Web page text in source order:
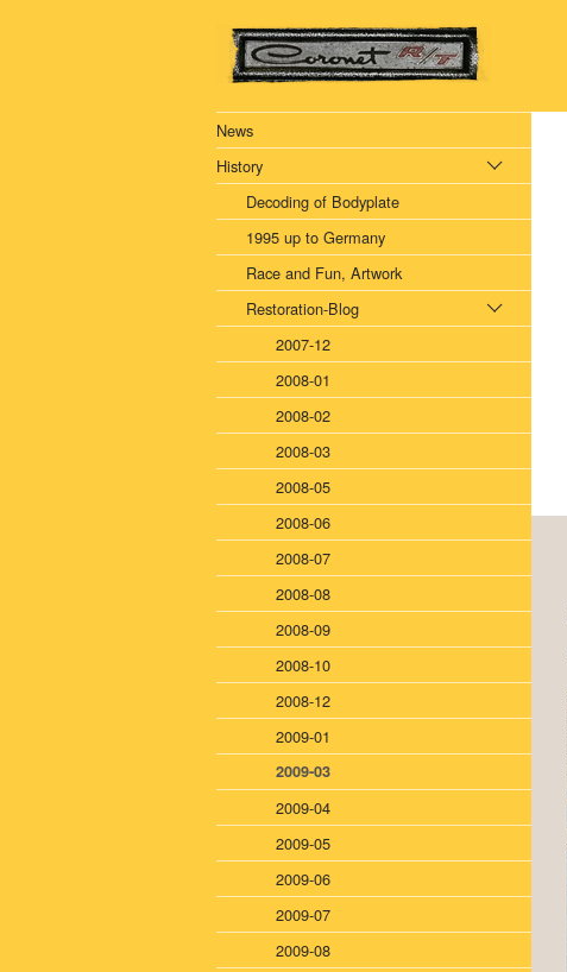
News
History
Decoding of Bodyplate
1995 up to Germany
Race and Fun, Artwork
Restoration-Blog
2007-12
2008-01
2008-02
2008-03
2008-05
2008-06
2008-07
2008-08
2008-09
2008-10
2008-12
2009-01
2009-03
2009-04
2009-05
2009-06
2009-07
2009-08